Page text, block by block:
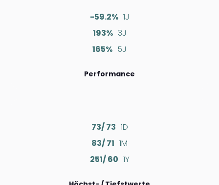
-59.2% 1J
193% 3J
165% 5J
Performance
73/ 73 1D
83/ 71 1M
251/ 60 1Y